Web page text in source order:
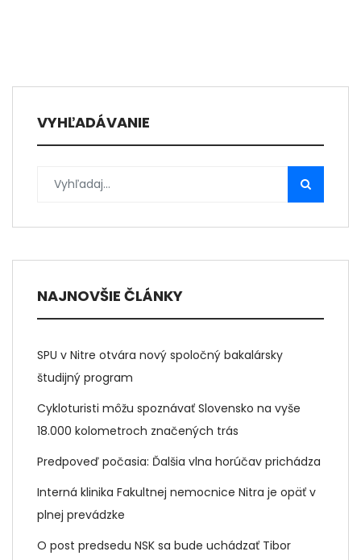
VYHĽADÁVANIE
NAJNOVŠIE ČLÁNKY
SPU v Nitre otvára nový spoločný bakalársky
študijný program
Cykloturisti môžu spoznávať Slovensko na vyše
18.000 kolometroch značených trás
Predpoveď počasia: Ďalšia vlna horúčav prichádza
Interná klinika Fakultnej nemocnice Nitra je opäť v
plnej prevádzke
O post predsedu NSK sa bude uchádzať Tibor